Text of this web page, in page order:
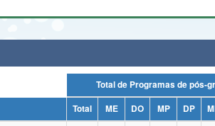
da União Banco Central do Brasil
Total de
Total ME DO MP DP